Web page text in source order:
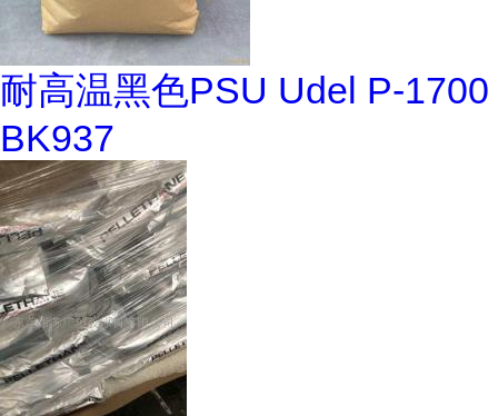
耐高温黑色PSU Udel P-1700
BK937